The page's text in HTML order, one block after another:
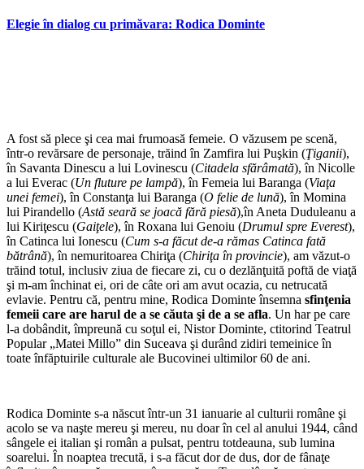
Elegie în dialog cu primăvara: Rodica Dominte
A fost să plece şi cea mai frumoasă femeie. O văzusem pe scenă,
într-o revărsare de personaje, trăind în Zamfira lui Puşkin (Ţiganii),
în Savanta Dinescu a lui Lovinescu (Citadela sfărâmată), în Nicolle
a lui Everac (Un fluture pe lampă), în Femeia lui Baranga (Viaţa
unei femei), în Constanţa lui Baranga (O felie de lună), în Momina
lui Pirandello (Astă seară se joacă fără piesă),în Aneta Duduleanu a
lui Kiriţescu (Gaiţele), în Roxana lui Genoiu (Drumul spre Everest),
în Catinca lui Ionescu (Cum s-a făcut de-a rămas Catinca fată
bătrână), în nemuritoarea Chiriţa (Chiriţa în provincie), am văzut-o
trăind totul, inclusiv ziua de fiecare zi, cu o dezlănţuită poftă de viaţă
şi m-am închinat ei, ori de câte ori am avut ocazia, cu netrucată
evlavie. Pentru că, pentru mine, Rodica Dominte însemna sfinţenia
femeii care are harul de a se căuta şi de a se afla. Un har pe care
l-a dobândit, împreună cu soţul ei, Nistor Dominte, ctitorind Teatrul
Popular „Matei Millo” din Suceava şi durând zidiri temeinice în
toate înfăptuirile culturale ale Bucovinei ultimilor 60 de ani.
Rodica Dominte s-a născut într-un 31 ianuarie al culturii române şi
acolo se va naşte mereu şi mereu, nu doar în cel al anului 1944, când
sângele ei italian şi român a pulsat, pentru totdeauna, sub lumina
soarelui. În noaptea trecută, i s-a făcut dor de dus, dor de fânaţe